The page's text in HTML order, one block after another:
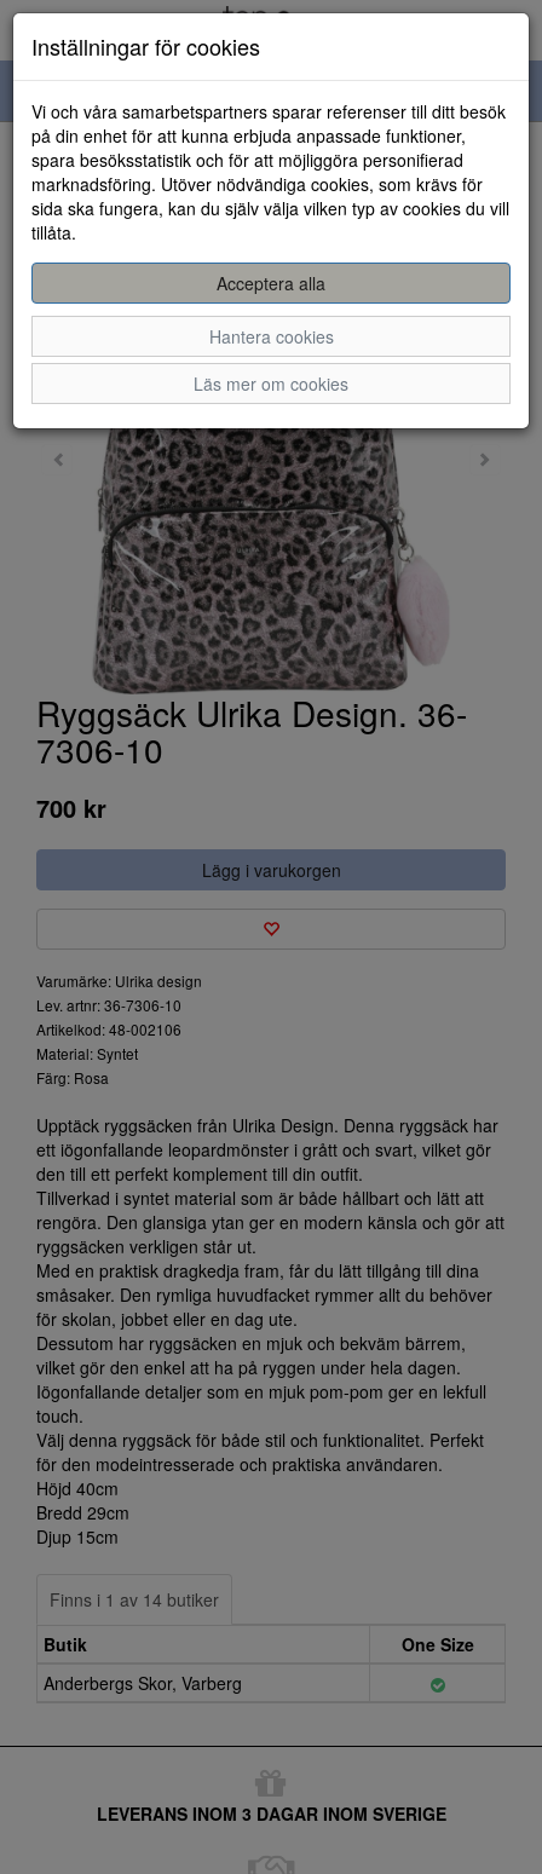
navigation
HEM
Ryggsäck Ulrika Design. 36-
7306-10
700 kr
Lägg i varukorgen
Varumärke: Ulrika design
Lev. artnr: 36-7306-10
Artikelkod: 48-002106
Material: Syntet
Färg: Rosa
Upptäck ryggsäcken från Ulrika Design. Denna ryggsäck har
ett iögonfallande leopardmönster i grått och svart, vilket gör
den till ett perfekt komplement till din outfit.
Tillverkad i syntet material som är både hållbart och lätt att
rengöra. Den glansiga ytan ger en modern känsla och gör att
ryggsäcken verkligen står ut.
Med en praktisk dragkedja fram, får du lätt tillgång till dina
småsaker. Den rymliga huvudfacket rymmer allt du behöver
för skolan, jobbet eller en dag ute.
Dessutom har ryggsäcken en mjuk och bekväm bärrem,
vilket gör den enkel att ha på ryggen under hela dagen.
Iögonfallande detaljer som en mjuk pom-pom ger en lekfull
touch.
Välj denna ryggsäck för både stil och funktionalitet. Perfekt
för den modeintresserade och praktiska användaren.
Höjd 40cm
Bredd 29cm
Djup 15cm
Finns i 1 av 14 butiker
Butik
One Size
Anderbergs Skor, Varberg
LEVERANS INOM 3 DAGAR INOM SVERIGE
Inställningar för cookies
Vi och våra samarbetspartners sparar referenser till ditt besök
på din enhet för att kunna erbjuda anpassade funktioner,
spara besöksstatistik och för att möjliggöra personifierad
marknadsföring. Utöver nödvändiga cookies, som krävs för
sida ska fungera, kan du själv välja vilken typ av cookies du vill
tillåta.
Acceptera alla
Hantera cookies
Läs mer om cookies